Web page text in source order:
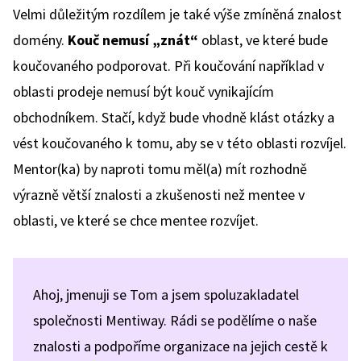
Velmi důležitým rozdílem je také výše zmíněná znalost
domény. Kouč nemusí „znát“ oblast, ve které bude
koučovaného podporovat. Při koučování například v
oblasti prodeje nemusí být kouč vynikajícím
obchodníkem. Stačí, když bude vhodně klást otázky a
vést koučovaného k tomu, aby se v této oblasti rozvíjel.
Mentor(ka) by naproti tomu měl(a) mít rozhodně
výrazně větší znalosti a zkušenosti než mentee v
oblasti, ve které se chce mentee rozvíjet.
Ahoj, jmenuji se Tom a jsem spoluzakladatel
společnosti Mentiway. Rádi se podělíme o naše
znalosti a podpoříme organizace na jejich cestě k